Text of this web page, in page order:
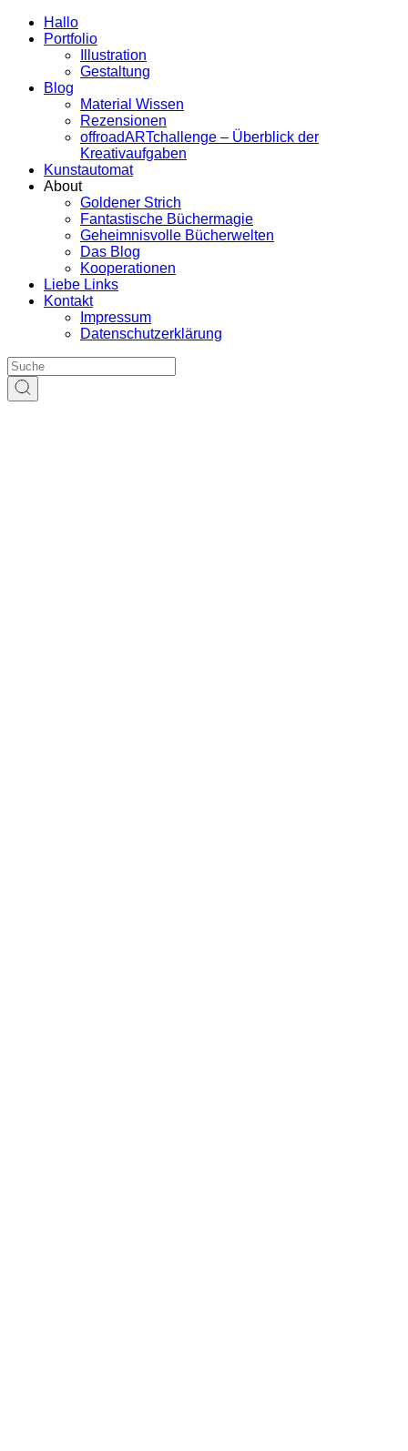
Hallo
Portfolio
Illustration
Gestaltung
Blog
Material Wissen
Rezensionen
offroadARTchallenge – Überblick der
Kreativaufgaben
Kunstautomat
About
Goldener Strich
Fantastische Büchermagie
Geheimnisvolle Bücherwelten
Das Blog
Kooperationen
Liebe Links
Kontakt
Impressum
Datenschutzerklärung